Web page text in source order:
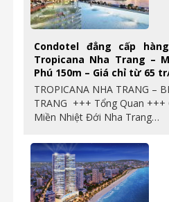
Condotel đẳng cấp
Tropicana Nha Trang –
Phú 150m – Giá chỉ từ 65
TROPICANA NHA TRANG –
TRANG +++ Tổng Quan +++
Miền Nhiệt Đới Nha Trang…